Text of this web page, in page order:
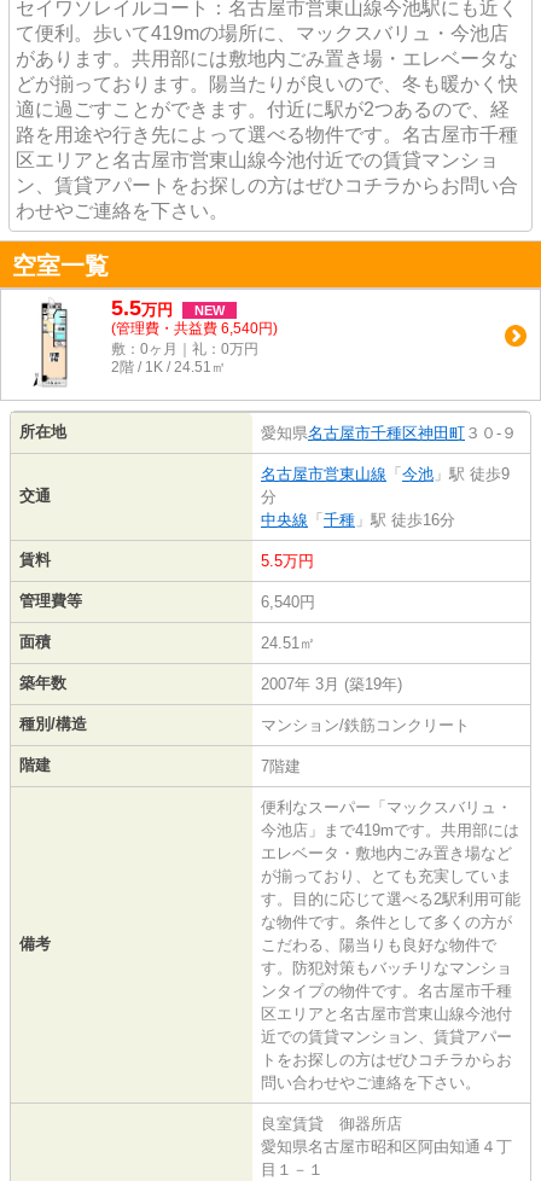
セイワソレイルコート：名古屋市営東山線今池駅にも近く
て便利。歩いて419mの場所に、マックスバリュ・今池店
があります。共用部には敷地内ごみ置き場・エレベータな
どが揃っております。陽当たりが良いので、冬も暖かく快
適に過ごすことができます。付近に駅が2つあるので、経
路を用途や行き先によって選べる物件です。名古屋市千種
区エリアと名古屋市営東山線今池付近での賃貸マンショ
ン、賃貸アパートをお探しの方はぜひコチラからお問い合
わせやご連絡を下さい。
空室一覧
5.5万円 NEW
(管理費・共益費 6,540円)
敷：0ヶ月｜礼：0万円
2階 / 1K / 24.51㎡
所在地 愛知県名古屋市千種区神田町 ３０-９
交通
名古屋市営東山線 「 今池 」駅 徒歩9
分
中央線 「 千種 」駅 徒歩16分
賃料 5.5万円
管理費等 6,540円
面積 24.51㎡
築年数 2007年 3月 (築19年)
種別/構造 マンション/鉄筋コンクリート
階建 7階建
備考
便利なスーパー「マックスバリュ・
今池店」まで419mです。共用部には
エレベータ・敷地内ごみ置き場など
が揃っており、とても充実していま
す。目的に応じて選べる2駅利用可能
な物件です。条件として多くの方が
こだわる、陽当りも良好な物件で
す。防犯対策もバッチリなマンショ
ンタイプの物件です。名古屋市千種
区エリアと名古屋市営東山線今池付
近での賃貸マンション、賃貸アパー
トをお探しの方はぜひコチラからお
問い合わせやご連絡を下さい。
良室賃貸 御器所店
愛知県名古屋市昭和区阿由知通４丁
目１－１